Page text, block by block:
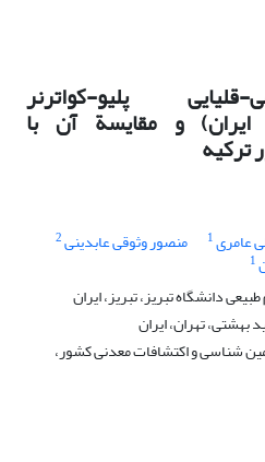
پلیو-کواترنر
ایران) و مقایسة آن با
ترکیه
عامری1 منصور وثوقی عابدینی2
1
دانشگاه تبریز، تبریز، ایران
تهران، ایران
شناسی و اکتشافات معدنی کشور،